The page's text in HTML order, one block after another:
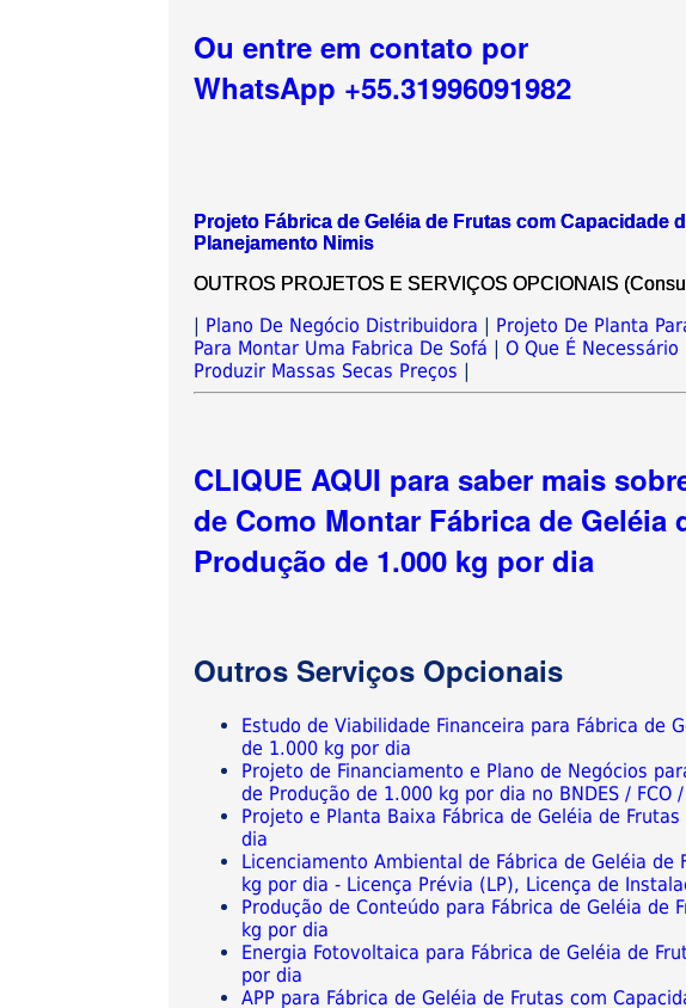
Ou entre em contato por
WhatsApp +55.31996091982
Projeto Fábrica de Geléia de Frutas com Capacidade
Planejamento Nimis
OUTROS PROJETOS E SERVIÇOS OPCIONAIS
Plano De Negócio Distribuidora Projeto De Planta
Para Montar Uma Fabrica De Sofá |O Que É
Produzir Massas Secas Preços
CLIQUE AQUI para saber mais
de Como Montar Fábrica de Geléia
Produção de 1.000 kg por dia
Outros Serviços Opcionais
Estudo de Viabilidade Financeira para Fábrica de
de 1.000 kg por dia
Projeto de Financiamento e Plano de Negócios
de Produção de 1.000 kg por dia no BNDES / FCO /
Projeto e Planta Baixa Fábrica de Geléia de
dia
Licenciamento Ambiental de Fábrica de Geléia
kg por dia - Licença Prévia (LP), Licença de
Produção de Conteúdo para Fábrica de Geléia de
kg por dia
Energia Fotovoltaica para Fábrica de Geléia de
por dia
APP para Fábrica de Geléia de Frutas com